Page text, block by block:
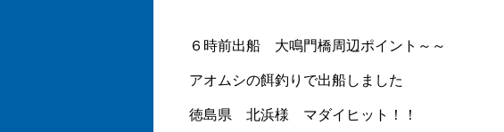
６時前出船 大鳴門橋周辺ポイント～～
アオムシの餌釣りで出船しました
徳島県 北浜様 マダイヒット！！